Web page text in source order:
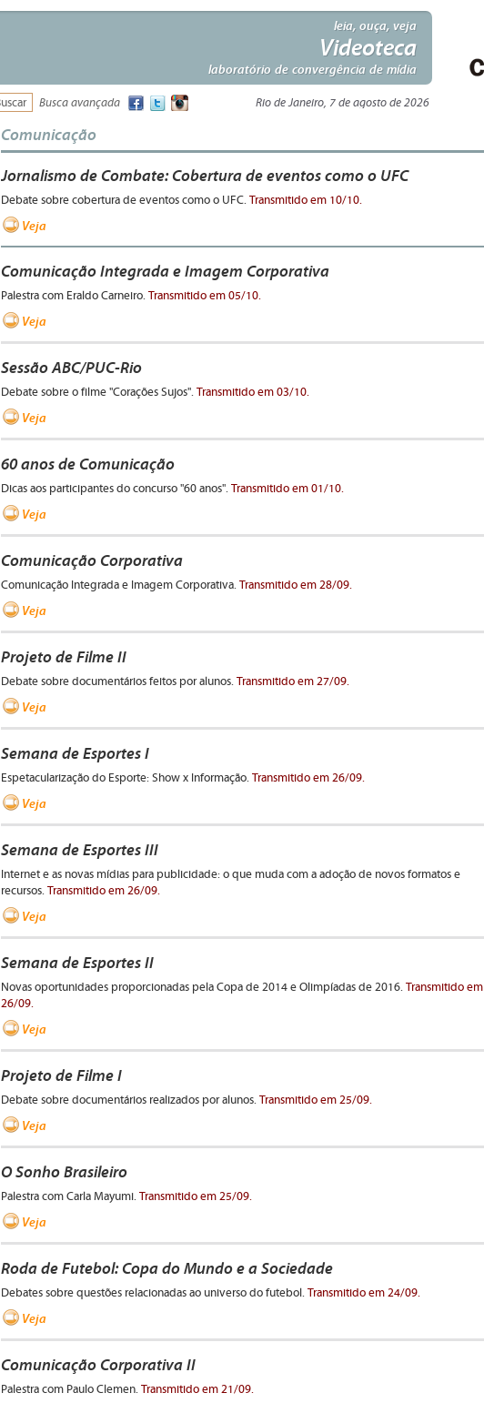
leia, ouça, veja
Videoteca
laboratório de convergência de mídia
Busca avançada Rio de Janeiro, 7 de agosto de 2026
Comunicação
Jornalismo de Combate: Cobertura de eventos como o UFC
Debate sobre cobertura de eventos como o UFC. Transmitido em 10/10.
Veja
Comunicação Integrada e Imagem Corporativa
Palestra com Eraldo Carneiro. Transmitido em 05/10.
Veja
Sessão ABC/PUC-Rio
Debate sobre o filme "Corações Sujos". Transmitido em 03/10.
Veja
60 anos de Comunicação
Dicas aos participantes do concurso "60 anos". Transmitido em 01/10.
Veja
Comunicação Corporativa
Comunicação Integrada e Imagem Corporativa. Transmitido em 28/09.
Veja
Projeto de Filme II
Debate sobre documentários feitos por alunos. Transmitido em 27/09.
Veja
Semana de Esportes I
Espetacularização do Esporte: Show x Informação. Transmitido em 26/09.
Veja
Semana de Esportes III
Internet e as novas mídias para publicidade: o que muda com a adoção de novos formatos e
recursos. Transmitido em 26/09.
Veja
Semana de Esportes II
Novas oportunidades proporcionadas pela Copa de 2014 e Olimpíadas de 2016. Transmitido em
26/09.
Veja
Projeto de Filme I
Debate sobre documentários realizados por alunos. Transmitido em 25/09.
Veja
O Sonho Brasileiro
Palestra com Carla Mayumi. Transmitido em 25/09.
Veja
Roda de Futebol: Copa do Mundo e a Sociedade
Debates sobre questões relacionadas ao universo do futebol. Transmitido em 24/09.
Veja
Comunicação Corporativa II
Palestra com Paulo Clemen. Transmitido em 21/09.